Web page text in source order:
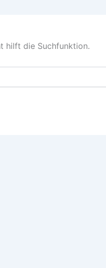
hilft die Suchfunktion.